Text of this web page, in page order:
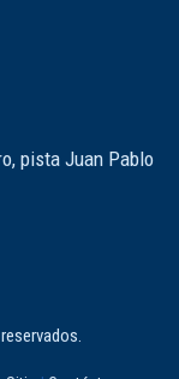
pista Juan Pablo